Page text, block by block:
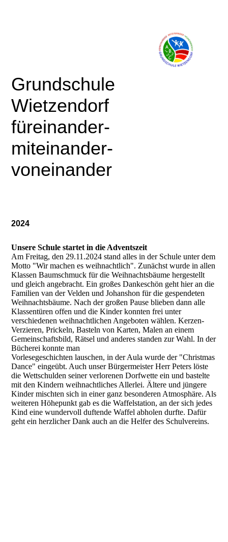
Grundschule
Wietzendorf
füreinander-
miteinander-
voneinander
2024
Unsere Schule startet in die Adventszeit
Am Freitag, den 29.11.2024 stand alles in der Schule unter dem
Motto "Wir machen es weihnachtlich". Zunächst wurde in allen
Klassen Baumschmuck für die Weihnachtsbäume hergestellt
und gleich angebracht. Ein großes Dankeschön geht hier an die
Familien van der Velden und Johanshon für die gespendeten
Weihnachtsbäume. Nach der großen Pause blieben dann alle
Klassentüren offen und die Kinder konnten frei unter
verschiedenen weihnachtlichen Angeboten wählen. Kerzen-
Verzieren, Prickeln, Basteln von Karten, Malen an einem
Gemeinschaftsbild, Rätsel und anderes standen zur Wahl. In der
Bücherei konnte man
Vorlesegeschichten lauschen, in der Aula wurde der "Christmas
Dance" eingeübt. Auch unser Bürgermeister Herr Peters löste
die Wettschulden seiner verlorenen Dorfwette ein und bastelte
mit den Kindern weihnachtliches Allerlei. Ältere und jüngere
Kinder mischten sich in einer ganz besonderen Atmosphäre. Als
weiteren Höhepunkt gab es die Waffelstation, an der sich jedes
Kind eine wundervoll duftende Waffel abholen durfte. Dafür
geht ein herzlicher Dank auch an die Helfer des Schulvereins.